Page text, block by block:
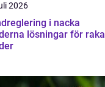
2026
i nacka
lösningar för raka